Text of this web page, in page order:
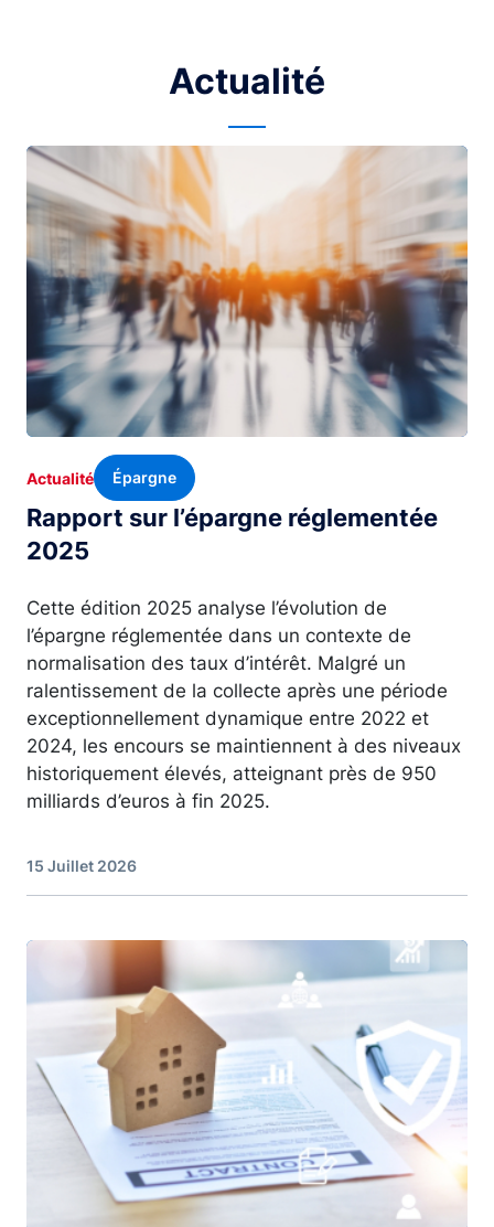
Actualité
Image
Rapport sur l’épargne réglementée
2025
Actualité Épargne
Cette édition 2025 analyse l’évolution de
l’épargne réglementée dans un contexte de
normalisation des taux d’intérêt. Malgré un
ralentissement de la collecte après une période
exceptionnellement dynamique entre 2022 et
2024, les encours se maintiennent à des niveaux
historiquement élevés, atteignant près de 950
milliards d’euros à fin 2025.
15 Juillet 2026